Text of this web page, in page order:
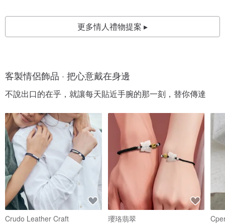
更多情人禮物提案 ▸
客製情侶飾品 · 把心意戴在身邊
不說出口的在乎，就讓每天貼近手腕的那一刻，替你傳達
Crudo Leather Craft
瓔珞翡翠